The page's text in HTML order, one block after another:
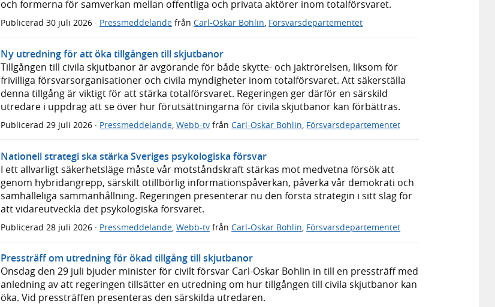
och formerna för samverkan mellan offentliga och privata aktörer inom totalförsvaret.
Publicerad30 juli 2026 · Pressmeddelande frånCarl-Oskar Bohlin, Försvarsdepartementet
Ny utredning för att öka tillgången till skjutbanor
Tillgången till civila skjutbanor är avgörande för både skytte- och jaktrörelsen, liksom för
frivilliga försvarsorganisationer och civila myndigheter inom totalförsvaret. Att säkerställa
denna tillgång är viktigt för att stärka totalförsvaret. Regeringen ger därför en särskild
utredare i uppdrag att se över hur förutsättningarna för civila skjutbanor kan förbättras.
Publicerad29 juli 2026 · Pressmeddelande,Webb-tv frånCarl-Oskar Bohlin, Försvarsdepartementet
Nationell strategi ska stärka Sveriges psykologiska försvar
I ett allvarligt säkerhetsläge måste vår motståndskraft stärkas mot medvetna försök att
genom hybridangrepp, särskilt otillbörlig informationspåverkan, påverka vår demokrati och
samhälleliga sammanhållning. Regeringen presenterar nu den första strategin i sitt slag för
att vidareutveckla det psykologiska försvaret.
Publicerad 28 juli 2026 · Pressmeddelande ,Webb-tv frånCarl-Oskar Bohlin Försvarsdepartementet
Pressträff om utredning för ökad tillgång till skjutbanor
Onsdag den 29 juli bjuder minister för civilt försvar Carl-Oskar Bohlin in till en pressträff med
anledning av att regeringen tillsätter en utredning om hur tillgången till civila skjutbanor kan
öka. Vid pressträffen presenteras den särskilda utredaren.